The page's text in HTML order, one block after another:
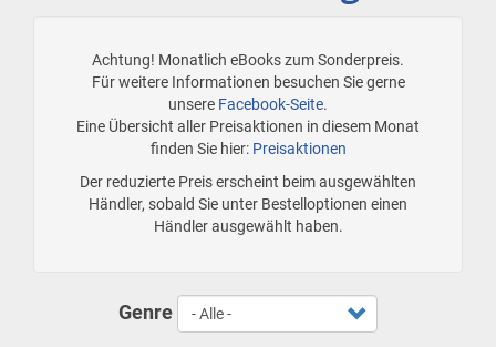
Achtung! Monatlich eBooks zum Sonderpreis.
Für weitere Informationen besuchen Sie gerne
unsere Facebook-Seite.
Eine Übersicht aller Preisaktionen in diesem Monat
finden Sie hier: Preisaktionen
Der reduzierte Preis erscheint beim ausgewählten
Händler, sobald Sie unter Bestelloptionen einen
Händler ausgewählt haben.
Genre